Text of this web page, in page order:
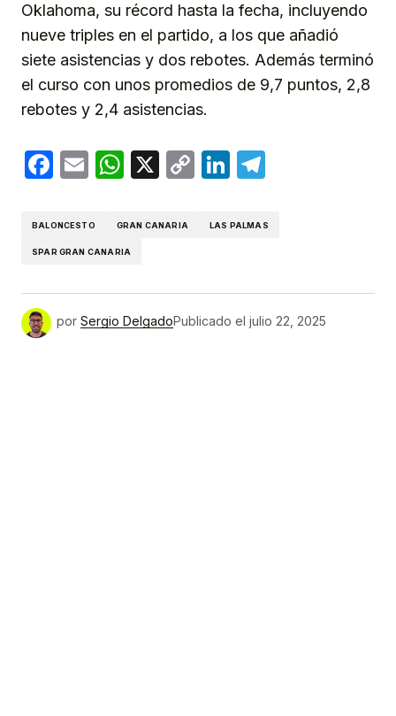
Oklahoma, su récord hasta la fecha, incluyendo
nueve triples en el partido, a los que añadió
siete asistencias y dos rebotes. Además terminó
el curso con unos promedios de 9,7 puntos, 2,8
rebotes y 2,4 asistencias.
Facebook
EmailWhatsApp
X
CopyLinkedIn
BALONCESTO GRAN CANARIA LAS PALMAS
SPAR GRAN CANARIA
por Sergio DelgadoPublicado el julio 22, 2025